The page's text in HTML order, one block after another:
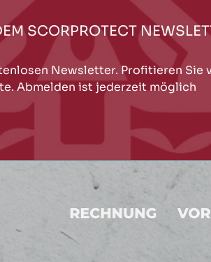
SCORPROTECT
Newsletter. Profitieren Sie
Abmelden ist jederzeit möglich